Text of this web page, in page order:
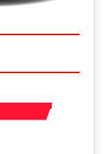
FLEX T200